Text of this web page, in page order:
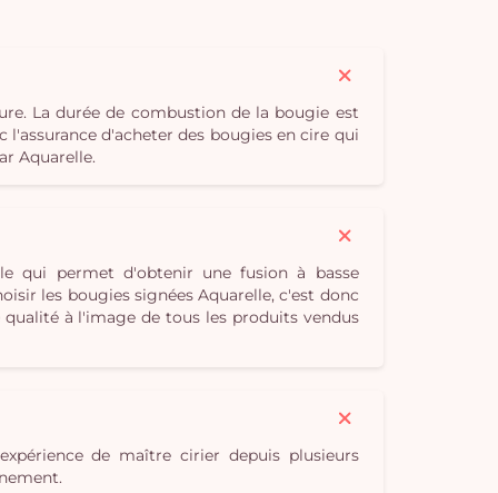
La durée de combustion de la bougie est
d'acheter des bougies en cire qui
Aquarelle.
qui permet d'obtenir une fusion à basse
les bougies signées Aquarelle, c'est donc
à l'image de tous les produits vendus
de maître cirier depuis plusieurs